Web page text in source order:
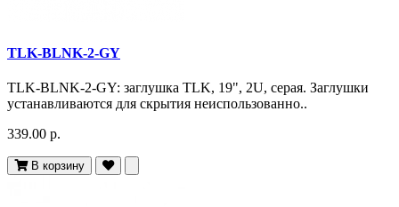
TLK-BLNK-2-GY
TLK-BLNK-2-GY: заглушка TLK, 19", 2U, серая. Заглушки
устанавливаются для скрытия неиспользованно..
339.00 р.
В корзину